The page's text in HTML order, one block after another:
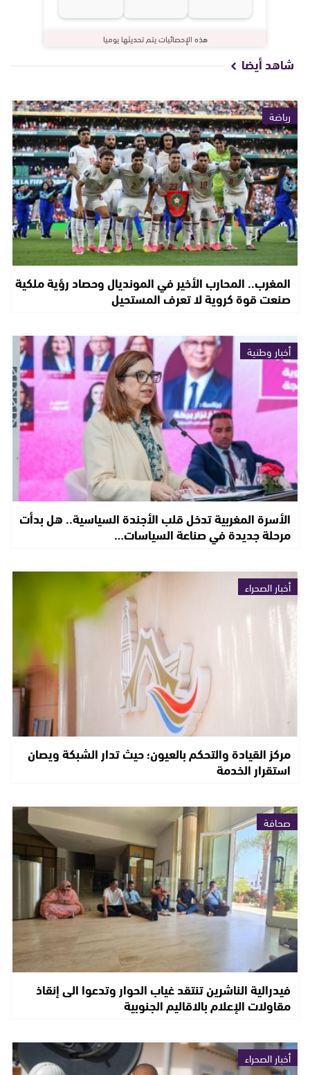
هذه الإحصائيات يتم تحديثها يوميا
شاهد أيضا
رياضة
المغرب.. المحارب الأخير في المونديال وحصاد رؤية ملكية
صنعت قوة كروية لا تعرف المستحيل
أخبار وطنية
الأسرة المغربية تدخل قلب الأجندة السياسية.. هل بدأت
مرحلة جديدة في صناعة السياسات…
أخبار الصحراء
مركز القيادة والتحكم بالعيون؛ حيث تدار الشبكة ويصان
استقرار الخدمة
صحافة
فيدرالية الناشرين تنتقد غياب الحوار وتدعوا الى إنقاذ
مقاولات الإعلام بالاقاليم الجنوبية
أخبار الصحراء